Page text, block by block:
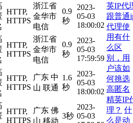
HTTP,
HTTPS
浙江省
金华市
电信
0.9
秒
2023-
05-03
18:00:02
HTTP,
HTTPS
浙江省
金华市
电信
0.9
秒
2023-
05-03
17:59:59
HTTP,
HTTPS
广东 中
山 联通
1.6
秒
2023-
05-03
18:00:02
HTTP,
HTTPS
广东 佛
山 移动
3秒
2023-
05-03
英IP代
跟普通
代理使
用有什
么区
别，用
户该如
何挑选
高匿名
精英IP
理？ 什
么是动